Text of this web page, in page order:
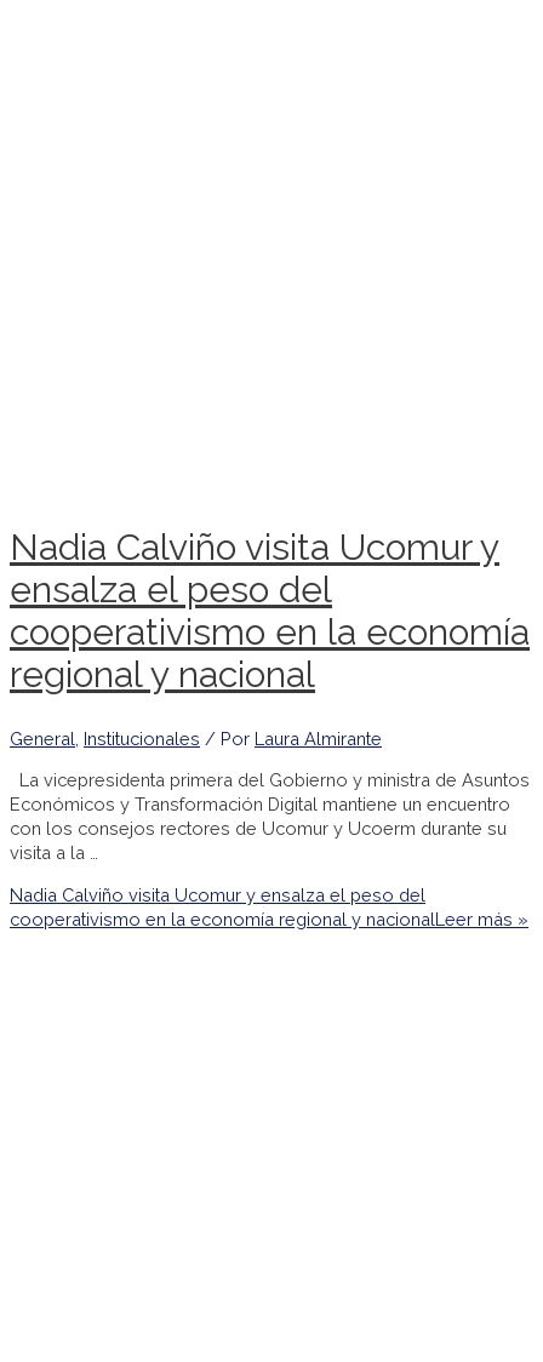
Nadia Calviño visita Ucomur y
ensalza el peso del
cooperativismo en la economía
regional y nacional
General Institucionales / Por Laura Almirante
La vicepresidenta primera del Gobierno y ministra de Asuntos
Económicos y Transformación Digital mantiene un encuentro
con los consejos rectores de Ucomur y Ucoerm durante su
visita a la …
Nadia Calviño visita Ucomur y ensalza el peso del
cooperativismo en la economía regional y nacionalLeer más »